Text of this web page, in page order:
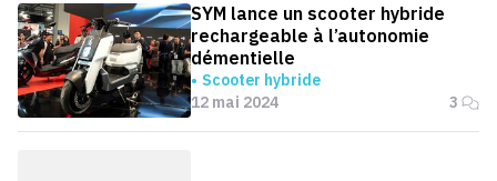
SYM lance un scooter hybride
rechargeable à l’autonomie
démentielle
Scooter hybride
12 mai 2024
3